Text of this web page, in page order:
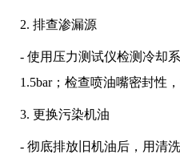
2. 排查渗漏源
- 使用压力测试仪检测冷却
1.5bar；检查喷油嘴密封性
3. 更换污染机油
- 彻底排放旧机油后，用清